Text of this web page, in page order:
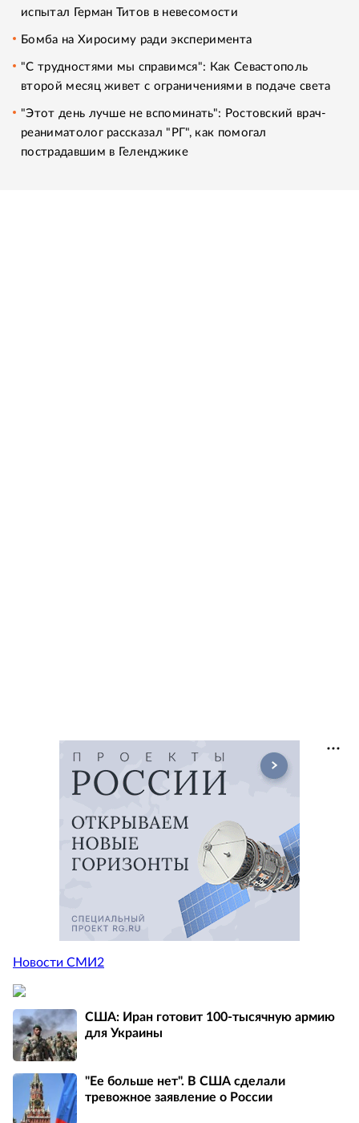
испытал Герман Титов в невесомости
Бомба на Хиросиму ради эксперимента
"С трудностями мы справимся": Как Севастополь
второй месяц живет с ограничениями в подаче света
"Этот день лучше не вспоминать": Ростовский врач-
реаниматолог рассказал "РГ", как помогал
пострадавшим в Геленджике
Новости СМИ2
США: Иран готовит 100-тысячную армию
для Украины
"Ее больше нет". В США сделали
тревожное заявление о России